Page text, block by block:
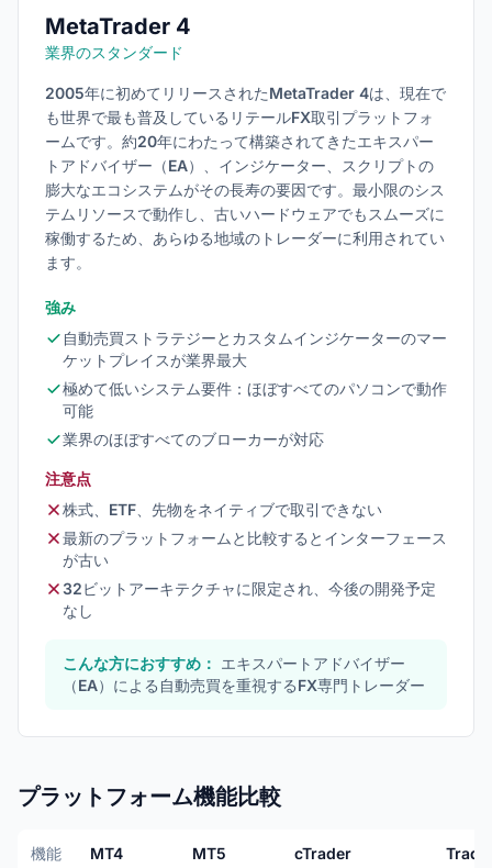
MetaTrader 4
業界のスタンダード
2005年に初めてリリースされたMetaTrader 4は、現在で
も世界で最も普及しているリテールFX取引プラットフォ
ームです。約20年にわたって構築されてきたエキスパー
トアドバイザー（EA）、インジケーター、スクリプトの
膨大なエコシステムがその長寿の要因です。最小限のシス
テムリソースで動作し、古いハードウェアでもスムーズに
稼働するため、あらゆる地域のトレーダーに利用されてい
ます。
強み
自動売買ストラテジーとカスタムインジケーターのマー
ケットプレイスが業界最大
極めて低いシステム要件：ほぼすべてのパソコンで動作
可能
業界のほぼすべてのブローカーが対応
注意点
株式、ETF、先物をネイティブで取引できない
最新のプラットフォームと比較するとインターフェース
が古い
32ビットアーキテクチャに限定され、今後の開発予定
なし
こんな方におすすめ： エキスパートアドバイザー
（EA）による自動売買を重視するFX専門トレーダー
プラットフォーム機能比較
機能 MT4 MT5 cTrader